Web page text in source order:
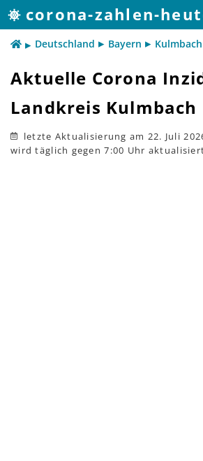
corona-zahlen-
Deutschland Bayern Kulmbach
Aktuelle Corona
Landkreis Kulmbach
letzte Aktualisierung am 22. Juli